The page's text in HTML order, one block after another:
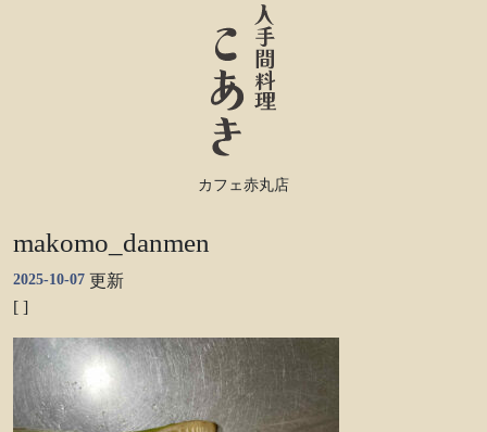
カフェ赤丸店
makomo_danmen
2025-10-07 更新
[ ]